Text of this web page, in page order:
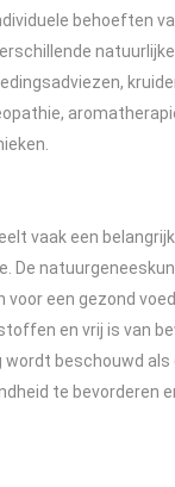
behoeften
vaak een
De
voor een gezond
en vrij is van
wordt beschouwd als
te bevorderen